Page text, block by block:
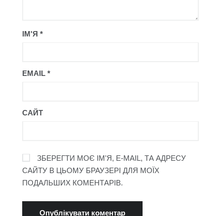
ІМ'Я *
EMAIL *
САЙТ
ЗБЕРЕГТИ МОЄ ІМ'Я, E-MAIL, ТА АДРЕСУ
САЙТУ В ЦЬОМУ БРАУЗЕРІ ДЛЯ МОЇХ
ПОДАЛЬШИХ КОМЕНТАРІВ.